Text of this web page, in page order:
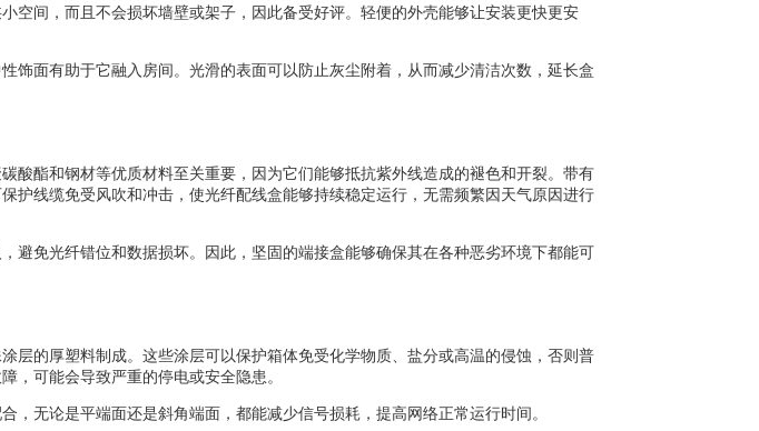
空间，而且不会损坏墙壁或架子，因此备受好评。轻便的外壳能够让安装更快更安
面有助于它融入房间。光滑的表面可以防止灰尘附着，从而减少清洁次数，延长盒
酸酯和钢材等优质材料至关重要，因为它们能够抵抗紫外线造成的褪色和开裂。带有
护线缆免受风吹和冲击，使光纤配线盒能够持续稳定运行，无需频繁因天气原因进行
避免光纤错位和数据损坏。因此，坚固的端接盒能够确保其在各种恶劣环境下都能可
层的厚塑料制成。这些涂层可以保护箱体免受化学物质、盐分或高温的侵蚀，否则普
，可能会导致严重的停电或安全隐患。
无论是平端面还是斜角端面，都能减少信号损耗，提高网络正常运行时间。